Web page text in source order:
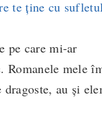
te ține cu
pe care mi-ar
Romanele mele
au şi